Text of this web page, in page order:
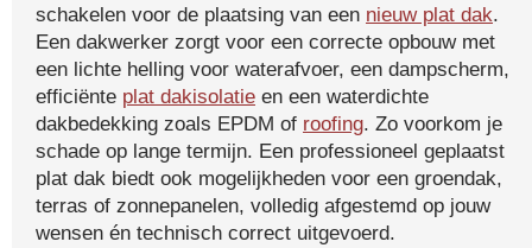
schakelen voor de plaatsing van een nieuw plat dak.
Een dakwerker zorgt voor een correcte opbouw met
een lichte helling voor waterafvoer, een dampscherm,
efficiënte plat dakisolatie en een waterdichte
dakbedekking zoals EPDM of roofing. Zo voorkom je
schade op lange termijn. Een professioneel geplaatst
plat dak biedt ook mogelijkheden voor een groendak,
terras of zonnepanelen, volledig afgestemd op jouw
wensen én technisch correct uitgevoerd.